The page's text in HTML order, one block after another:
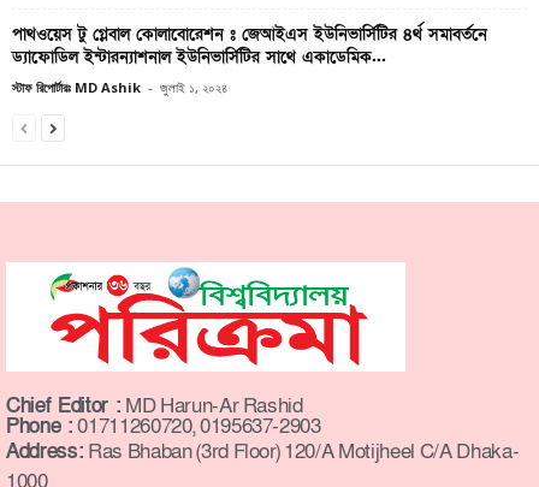
পাথওয়েস টু গ্লেবাল কোলাবোরেশন ঃ জেআইএস ইউনিভার্সিটির ৪র্থ সমাবর্তনে
ড্যাফোডিল ইন্টারন্যাশনাল ইউনিভার্সিটির সাথে একাডেমিক...
স্টাফ রিপোর্টারঃ MD Ashik - জুলাই ১, ২০২৪
Chief Editor : MD Harun-Ar Rashid
Phone :01711260720, 0195637-2903
Address: Ras Bhaban (3rd Floor) 120/A Motijheel C/A Dhaka-